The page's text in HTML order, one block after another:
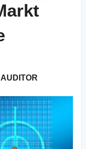
AUDITOR